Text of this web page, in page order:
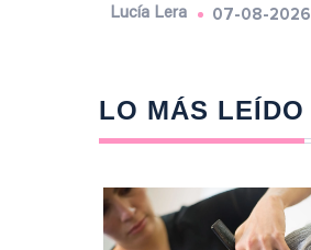
Lucía Lera 07-08-2026
LO MÁS LEÍDO